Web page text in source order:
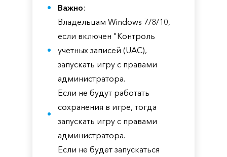
Важно:
Владельцам Windows 7/8/10,
если включен "Контроль
учетных записей (UAC),
запускать игру с правами
администратора.
Если не будут работать
сохранения в игре, тогда
запускать игру с правами
администратора.
Если не будет запускаться